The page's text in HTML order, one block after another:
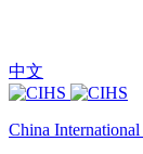
中文
China